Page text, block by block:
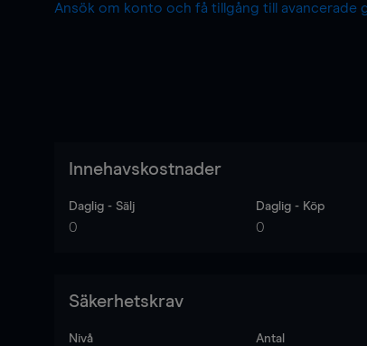
Ansök om konto och få tillgång till avancerade
Innehavskostnader
Daglig - Sälj
0
Daglig - Köp
0
Säkerhetskrav
Nivå Antal